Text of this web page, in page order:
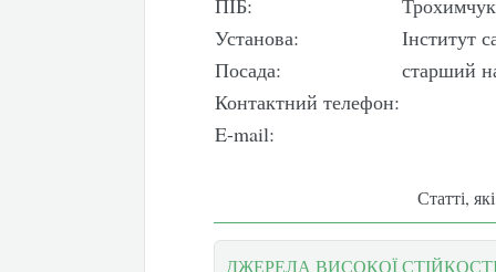
Установа:
Інститут
Посада:
старший
Контактний телефон:
E-mail:
Статті,
ДЖЕРЕЛА ВИСОКОЇ